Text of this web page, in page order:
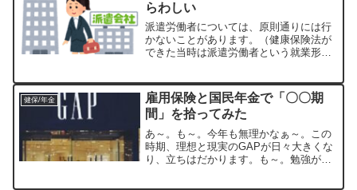
らわしい
派遣労働者については、原則通りには行
かないことがあります。（健康保険法が
できた当時は派遣労働者という就業形態
いても私は、すぐ忘れてしまいますの
で、「ナゼなのか」少し理...
健保/年金
雇用保険と国民年金で「〇〇期
間」を拾ってみた
あ～。も～。今年も無理かなぁ～。この
時期、理想と現実のGAPが日々大きくな
り、立ちはだかります。も～。勉強がに